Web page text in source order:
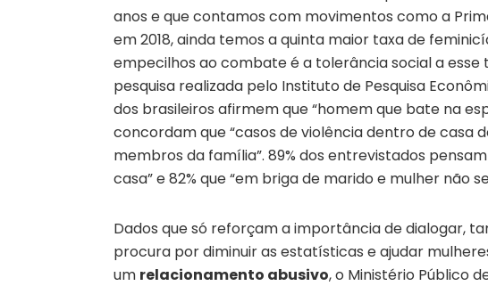
anos e que contamos com movimentos como a
em 2018, ainda temos a quinta maior taxa de
empecilhos ao combate é a tolerância social a
pesquisa realizada pelo Instituto de Pesquisa
dos brasileiros afirmem que “homem que bate na
concordam que “casos de violência dentro de casa
membros da família”. 89% dos entrevistados
casa” e 82% que “em briga de marido e mulher não
Dados que só reforçam a importância de dialogar,
procura por diminuir as estatísticas e ajudar
um relacionamento abusivo, o Ministério Público